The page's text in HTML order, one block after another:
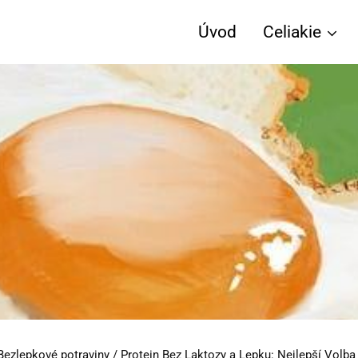
Úvod Celiakie
potraviny / Protein Bez Laktozy a Lepku: Nejlepší